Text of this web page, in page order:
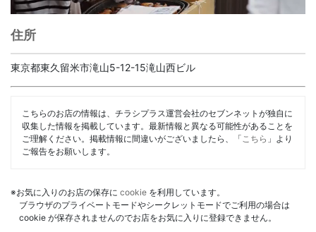
住所
東京都東久留米市滝山5-12-15滝山西ビル
こちらのお店の情報は、チラシプラス運営会社のセブンネットが独自に
収集した情報を掲載しています。最新情報と異なる可能性があることを
ご理解ください。掲載情報に間違いがございましたら、「 こちら 」より
ご報告をお願いします。
※お気に入りのお店の保存に cookie を利用しています。
ブラウザのプライベートモードやシークレットモードでご利用の場合は
cookie が保存されませんのでお店をお気に入りに登録できません。